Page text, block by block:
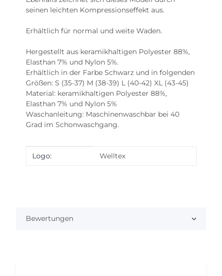
seinen leichten Kompressionseffekt aus.
Erhältlich für normal und weite Waden.
Hergestellt aus keramikhaltigen Polyester 88%,
Elasthan 7% und Nylon 5%.
Erhältlich in der Farbe Schwarz und in folgenden
Größen: S (35-37) M (38-39) L (40-42) XL (43-45)
Material: keramikhaltigen Polyester 88%,
Elasthan 7% und Nylon 5%
Waschanleitung: Maschinenwaschbar bei 40
Grad im Schonwaschgang.
Produkteigenschaft
Wert
Logo: Welltex
Bewertungen